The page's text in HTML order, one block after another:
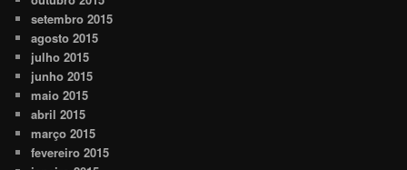
setembro 2015
agosto 2015
julho 2015
junho 2015
maio 2015
abril 2015
março 2015
fevereiro 2015